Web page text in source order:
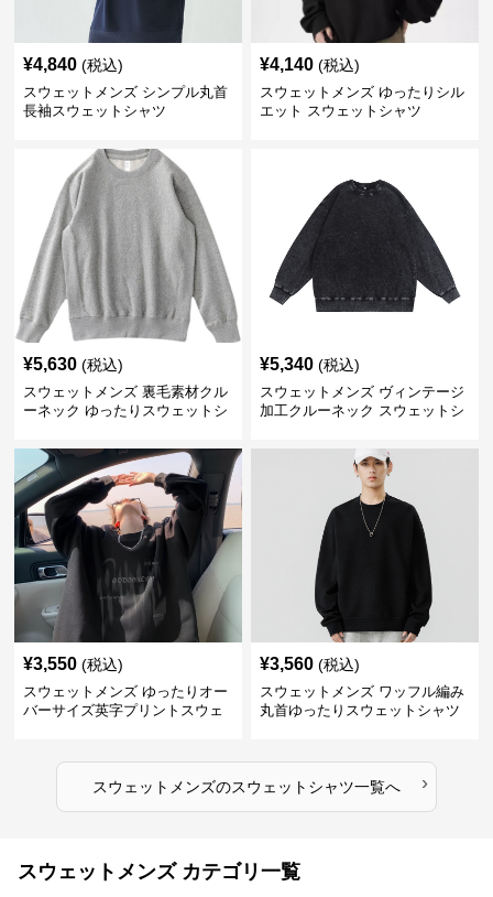
¥4,840 (税込)
スウェットメンズ シンプル丸首
長袖スウェットシャツ
¥4,140 (税込)
スウェットメンズ ゆったりシル
エット スウェットシャツ
¥5,630 (税込)
スウェットメンズ 裏毛素材クル
ーネック ゆったりスウェットシ
¥5,340 (税込)
スウェットメンズ ヴィンテージ
加工クルーネック スウェットシ
¥3,550 (税込)
スウェットメンズ ゆったりオー
バーサイズ英字プリントスウェ
¥3,560 (税込)
スウェットメンズ ワッフル編み
丸首ゆったりスウェットシャツ
スウェットメンズのスウェットシャツ一覧へ ›
スウェットメンズ カテゴリ一覧